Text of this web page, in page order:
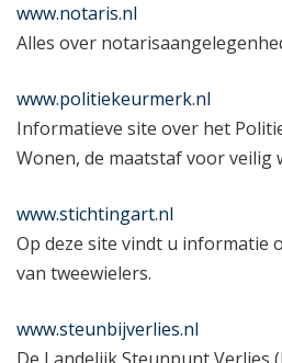
www.notaris.nl
Alles over
www.politiekeurmerk.nl
Informatieve site over het
Wonen, de maatstaf voor veilig
www.stichtingart.nl
Op deze site vindt u informatie
van tweewielers.
www.steunbijverlies.nl